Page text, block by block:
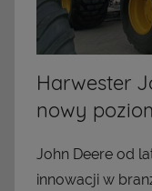
Harwester
nowy
John Deere od
innowacji w